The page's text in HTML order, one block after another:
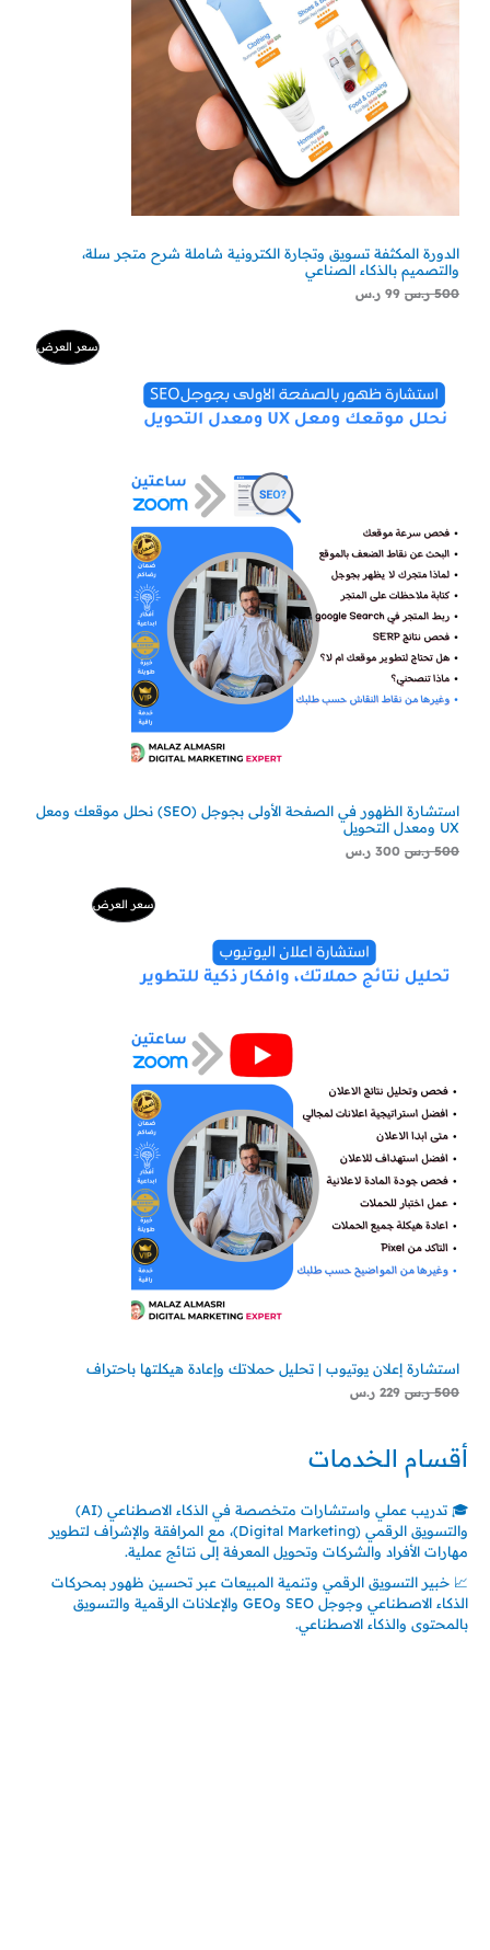
الدورة المكثفة تسويق وتجارة الكترونية شاملة شرح متجر سلة،
والتصميم بالذكاء الصناعي
500 ر.س 99 ر.س
سعر العرضمنتج
استشارة الظهور في الصفحة الأولى بجوجل (SEO) نحلل موقعك ومعل
UX ومعدل التحويل
500 ر.س
500 ر.س.
300 ر.س
300 ر.س.
سعر العرضمنتج
استشارة إعلان يوتيوب | تحليل حملاتك وإعادة هيكلتها باحتراف
500 ر.س 229 ر.س
229 ر.س.
أقسام الخدمات
🎓 تدريب عملي واستشارات متخصصة في الذكاء الاصطناعي (AI)
والتسويق الرقمي (Digital Marketing)، مع المرافقة والإشراف لتطوير
مهارات الأفراد والشركات وتحويل المعرفة إلى نتائج عملية.
📈 خبير التسويق الرقمي وتنمية المبيعات عبر تحسين ظهور بمحركات
الذكاء الاصطناعي وجوجل SEO وGEO والإعلانات الرقمية والتسويق
بالمحتوى والذكاء الاصطناعي.